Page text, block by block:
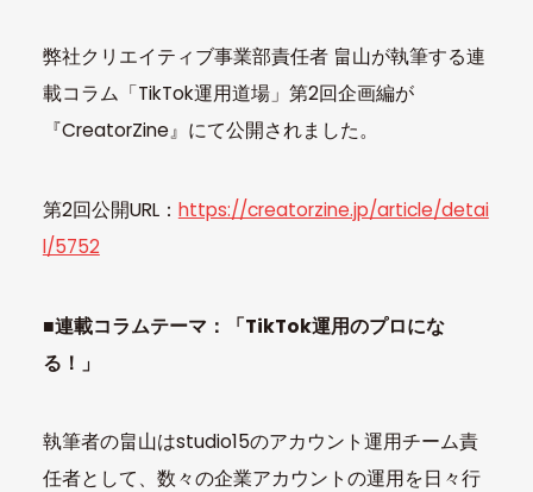
弊社クリエイティブ事業部責任者 畠山が執筆する連
載コラム「TikTok運用道場」第2回企画編が
『CreatorZine』にて公開されました。
第2回公開URL： https://creatorzine.jp/article/detai
l/5752
■連載コラムテーマ：「TikTok運用のプロにな
る！」
執筆者の畠山はstudio15のアカウント運用チーム責
任者として、数々の企業アカウントの運用を日々行